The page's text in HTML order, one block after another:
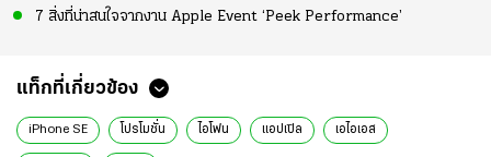
7 สิ่งที่น่าสนใจจากงาน Apple Event ‘Peek Performance’
แท็กที่เกี่ยวข้อง
iPhone SE โปรโมชั่น ไอโฟน แอปเปิล เอไอเอส